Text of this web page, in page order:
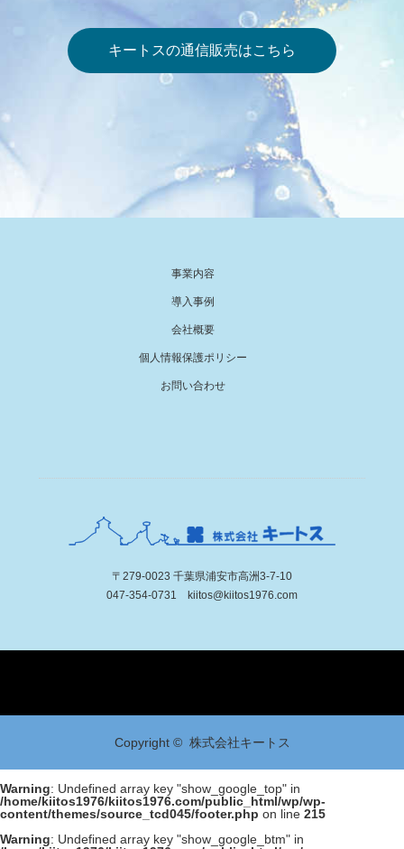
キートスの通信販売はこちら
事業内容
導入事例
会社概要
個人情報保護ポリシー
お問い合わせ
〒279-0023 千葉県浦安市高洲3-7-10
047-354-0731 kiitos@kiitos1976.com
Copyright © 株式会社キートス
Warning: Undefined array key "show_google_top" in
/home/kiitos1976/kiitos1976.com/public_html/wp/wp-
content/themes/source_tcd045/footer.php on line 215
Warning: Undefined array key "show_google_btm" in